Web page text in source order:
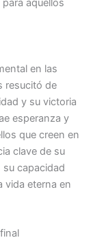
aquellos
en las
resucitó de
y su victoria
esperanza y
que creen en
clave de su
capacidad
vida eterna en